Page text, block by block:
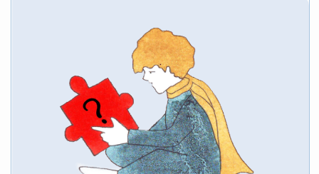
База знаний
Здесь собраны гайды, обзоры,
памятки, статьи и проверенные
ссылки — всё самое нужное в одном
месте, чтобы помочь семьям, где
растут дети с миодистрофией
Дюшенна/Беккера.